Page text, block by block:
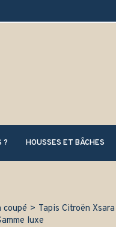
? HOUSSES ET BÂCHES
coupé > Tapis Citroën
luxe